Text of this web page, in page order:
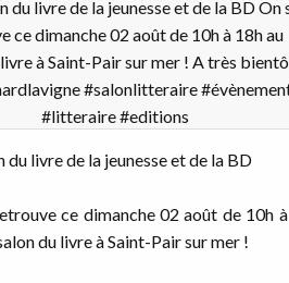
du livre de la jeunesse et de la BD
ce dimanche 02 août de 10h à
du livre à Saint-Pair sur mer !